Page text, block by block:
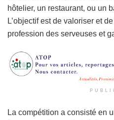
hôtelier, un restaurant, ou un
L’objectif est de valoriser et
profession des serveuses et
La compétition a consisté en